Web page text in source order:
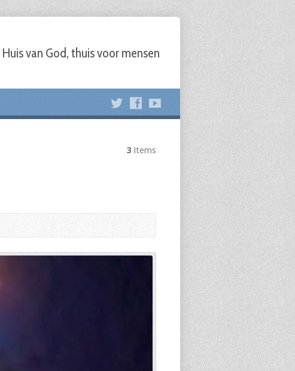
van God, thuis voor mensen
3 Items